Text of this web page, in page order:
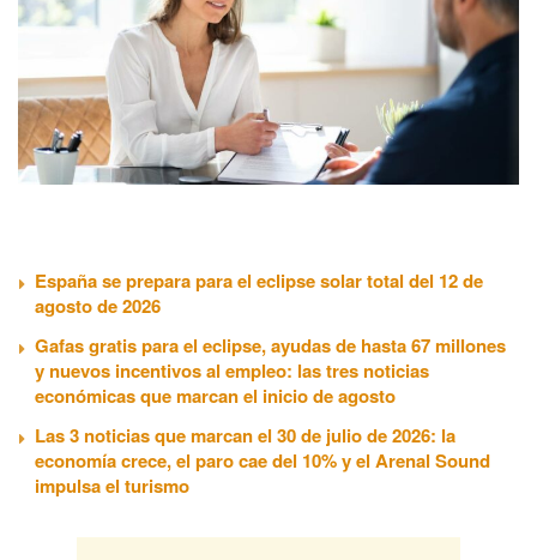
España se prepara para el eclipse solar total del 12 de
agosto de 2026
Gafas gratis para el eclipse, ayudas de hasta 67 millones
y nuevos incentivos al empleo: las tres noticias
económicas que marcan el inicio de agosto
Las 3 noticias que marcan el 30 de julio de 2026: la
economía crece, el paro cae del 10% y el Arenal Sound
impulsa el turismo